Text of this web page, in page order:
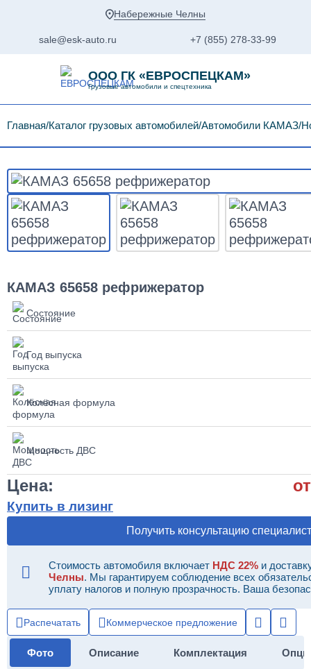
Набережные Челны
sale@esk-auto.ru +7 (855) 278-33-99
ООО ГК «ЕВРОСПЕЦКАМ»
Грузовые автомобили и спецтехника
Главная Каталог грузовых автомобилей Автомобили КАМАЗ
КАМАЗ 65658 рефрижератор
Состояние
Год выпуска
Колёсная формула
Мощность ДВС
Цена:
Купить в лизинг
Получить консультацию
Стоимость автомобиля включает НДС 22% и
Челны. Мы гарантируем соблюдение всех
уплату налогов и полную прозрачность. Ваша
Распечатать Коммерческое предложение
Фото Описание Комплектация